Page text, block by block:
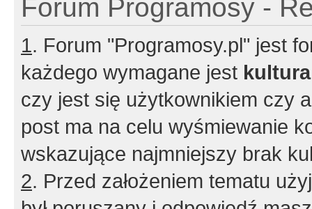
Forum Programosy -
1. Forum "Programosy.pl" jest
każdego wymagane jest
czy jest się użytkownikiem czy
post ma na celu wyśmiewanie
wskazujące najmniejszy brak
2. Przed założeniem tematu